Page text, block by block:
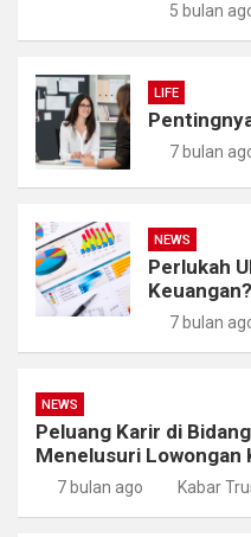
5 bulan
LIFE
7 bulan
NEWS
Perlukah
Keuangan?
7 bulan
NEWS
Peluang Karir di
Menelusuri Lowongan
7 bulan ago Kabar